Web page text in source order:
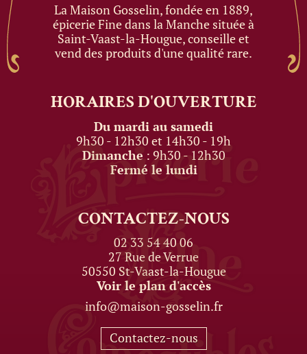
La Maison Gosselin, fondée en 1889,
épicerie Fine dans la Manche située à
Saint-Vaast-la-Hougue, conseille et
vend des produits d'une qualité rare.
HORAIRESD'OUVERTURE
Du mardi au samedi
9h30 - 12h30 et 14h30 - 19h
Dimanche : 9h30 - 12h30
Fermé le lundi
CONTACTEZ-NOUS
02 33 54 40 06
27 Rue de Verrue
50550 St-Vaast-la-Hougue
Voir le plan d'accès
info@maison-gosselin.fr
Contactez-nous